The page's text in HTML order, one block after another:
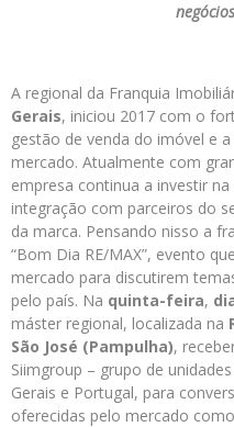
A regional da Franquia
Gerais, iniciou 2017 com o
gestão de venda do imóvel e
mercado. Atualmente com
empresa continua a investir
integração com parceiros do
da marca. Pensando nisso a
“Bom Dia RE/MAX”, evento
mercado para discutirem
pelo país. Na quinta-feira,
máster regional, localizada na
São José (Pampulha),
Siimgroup – grupo de
Gerais e Portugal, para
oferecidas pelo mercado